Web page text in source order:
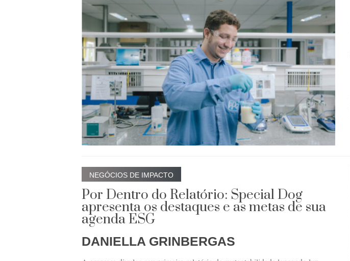
NEGÓCIOS DE IMPACTO
Por Dentro do Relatório: Special Dog
apresenta os destaques e as metas de sua
agenda ESG
DANIELLA GRINBERGAS